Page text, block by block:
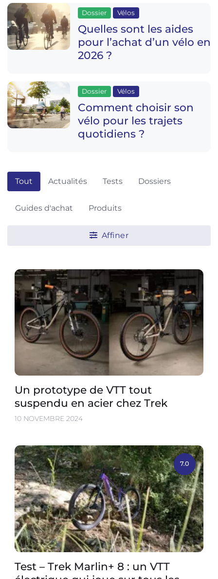
Dossier Vélos
Quelles sont les aides
pour l’achat d’un vélo en
2026 ?
Dossier Vélos
Comment choisir son
vélo pour les trajets
quotidiens ?
Tout Actualités Tests Dossiers
Guides d'achat Produits
Affiner
Un prototype de VTT tout
suspendu en acier chez Trek
10 NOVEMBRE 2024
7.0
Test – Trek Marlin+ 8 : un VTT